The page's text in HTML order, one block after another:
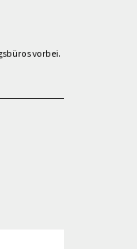
vorbei.